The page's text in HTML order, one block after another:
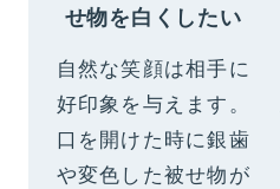
せ物を白くしたい
自然な笑顔は相手に
好印象を与えます。
口を開けた時に銀歯
や変色した被せ物が